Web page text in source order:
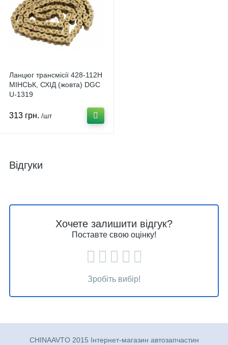
Ланцюг трансмісії 428-112H
МІНСЬК, СХІД (жовта) DGC
U-1319
313 грн. /шт
Відгуки
Хочете залишити відгук?
Поставте свою оцінку!
Зробіть вибір!
CHINAAVTO 2015 Інтернет-магазин автозапчастин